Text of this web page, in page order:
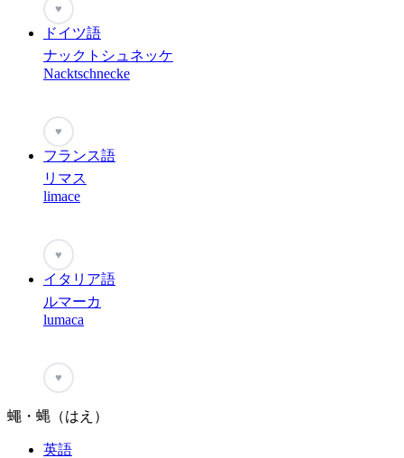
♥
ドイツ語
ナックトシュネッケ
Nacktschnecke
♥
フランス語
リマス
limace
♥
イタリア語
ルマーカ
lumaca
♥
蠅・蝿（はえ）
英語